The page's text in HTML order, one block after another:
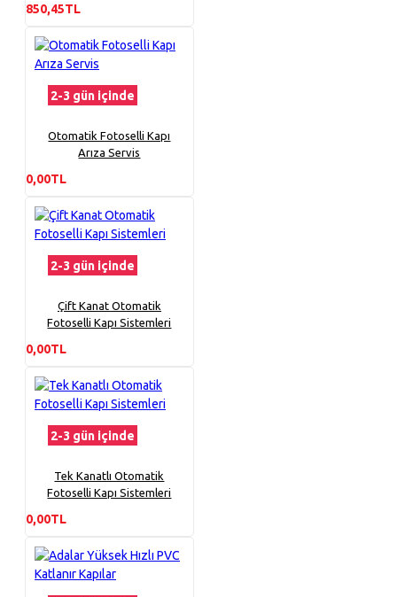
850,45TL
2-3 gün içinde
Otomatik Fotoselli Kapı
Arıza Servis
0,00TL
2-3 gün içinde
Çift Kanat Otomatik
Fotoselli Kapı Sistemleri
0,00TL
2-3 gün içinde
Tek Kanatlı Otomatik
Fotoselli Kapı Sistemleri
0,00TL